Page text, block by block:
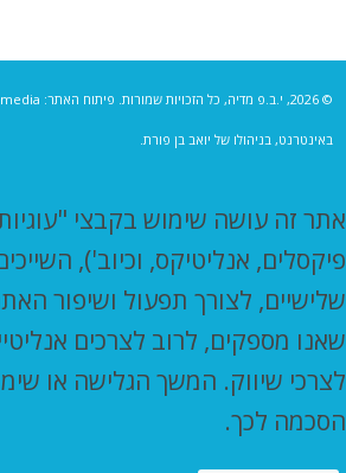
© 2026, י.ב.פ מדיה, כל הזכויות שמורות. פיתוח האתר: YBPmedia
באינטרנט, בניהולו של יואב בן פורת.
פיקסלים, אנליטיקס, וכיוב'),
שלישיים, לצורך תפעול ושיפור
שאנו מספקים, לרוב לצרכים
לצרכי שיווק. המשך הגלישה או
הסכמה לכך.